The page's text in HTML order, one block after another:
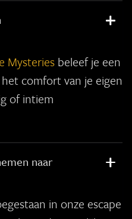
Mysteries beleef je een
comfort van je eigen
of intiem
naar
in onze escape